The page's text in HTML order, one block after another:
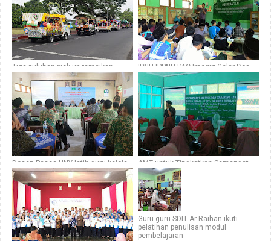
Tiga puluhan pick-up ramaikan
pawai sambut tahun baru 1439
Hijriah
IPNU-IPPNU PAC Imogiri Gelar Doa
Bersama Menjelang UN
Dosen Pasca UNY latih guru kelola
website, medsos, dan tulis berita
AMT untuk Tingkatkan Semangat
Siswa Kelas IX MTs Negeri Giriloyo
Guru-guru SDIT Ar Raihan ikuti
pelatihan penulisan modul
pembelajaran